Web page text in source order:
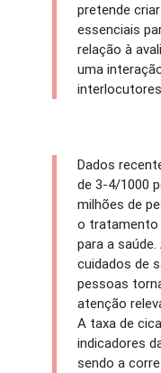
pretende
essenciais
relação à
uma
Dados
de 3-4/1000
milhões de
o tratamento
para a
cuidados de
pessoas
atenção
A taxa de
indicadores
sendo a